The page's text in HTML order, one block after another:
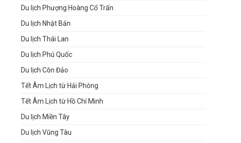
Du lịch Phượng Hoàng Cổ Trấn
Du lịch Nhật Bản
Du lịch Thái Lan
Du lịch Phú Quốc
Du lịch Côn Đảo
Tết Âm Lịch từ Hải Phòng
Tết Âm Lịch từ Hồ Chí Minh
Du lịch Miền Tây
Du lịch Vũng Tàu